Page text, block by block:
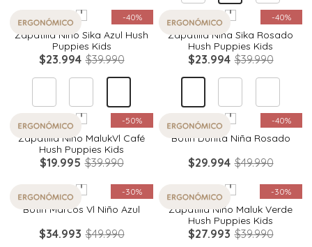
-40%
Quickview
Zapatilla Niño Sika Azul Hush
Puppies Kids
$23.994 $39.990
-40%
Quickview
Zapatilla Niña Sika Rosado
Hush Puppies Kids
$23.994 $39.990
-50%
Quickview
Zapatilla Niño MalukVl Café
Hush Puppies Kids
$19.995 $39.990
-40%
Quickview
Botin Dunita Niña Rosado
$29.994 $49.990
-30%
Quickview
Botin Marcos Vl Niño Azul
$34.993 $49.990
-30%
Quickview
Zapatilla Niño Maluk Verde
Hush Puppies Kids
$27.993 $39.990